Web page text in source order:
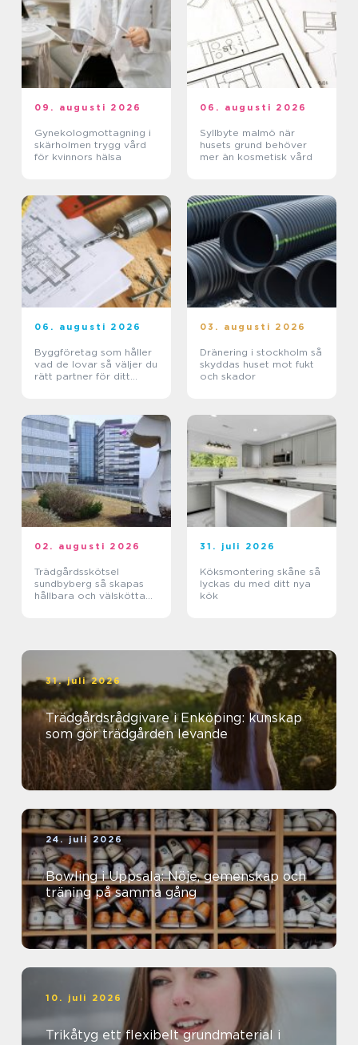
09. augusti 2026
Gynekologmottagning i
skärholmen trygg vård
för kvinnors hälsa
06. augusti 2026
Syllbyte malmö när
husets grund behöver
mer än kosmetisk vård
06. augusti 2026
Byggföretag som håller
vad de lovar så väljer du
rätt partner för ditt
03. augusti 2026
Dränering i stockholm så
skyddas huset mot fukt
och skador
02. augusti 2026
Trädgårdsskötsel
sundbyberg så skapas
hållbara och välskötta
31. juli 2026
Köksmontering skåne så
lyckas du med ditt nya
kök
31. juli 2026
Trädgårdsrådgivare i Enköping: kunskap
som gör trädgården levande
24. juli 2026
Bowling i Uppsala: Nöje, gemenskap och
träning på samma gång
10. juli 2026
Trikåtyg ett flexibelt grundmaterial i